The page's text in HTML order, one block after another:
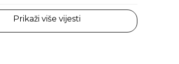
Prikaži više vijesti